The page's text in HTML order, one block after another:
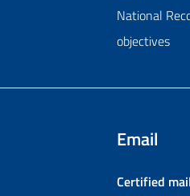
National
objectives
Email
Certified mail